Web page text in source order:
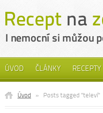
ÚVOD ČLÁNKY RECEPTY
Úvod » Posts tagged "televí"